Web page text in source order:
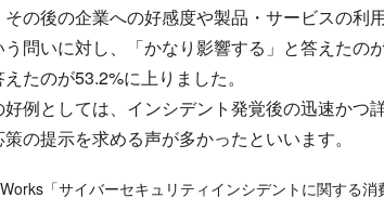
の後の企業への好感度や製品・サービスの利
問いに対し、「かなり影響する」と答えたの
たのが53.2%に上りました。
例としては、インシデント発覚後の迅速かつ
の提示を求める声が多かったといいます。
「サイバーセキュリティインシデントに関する消